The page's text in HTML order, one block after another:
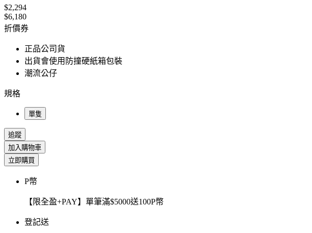
$2,294
$6,180
折價券
正品公司貨
出貨會使用防撞硬紙箱包裝
潮流公仔
規格
單隻
追蹤
加入購物車
立即購買
P幣
【限全盈+PAY】單筆滿$5000送100P幣
登記送